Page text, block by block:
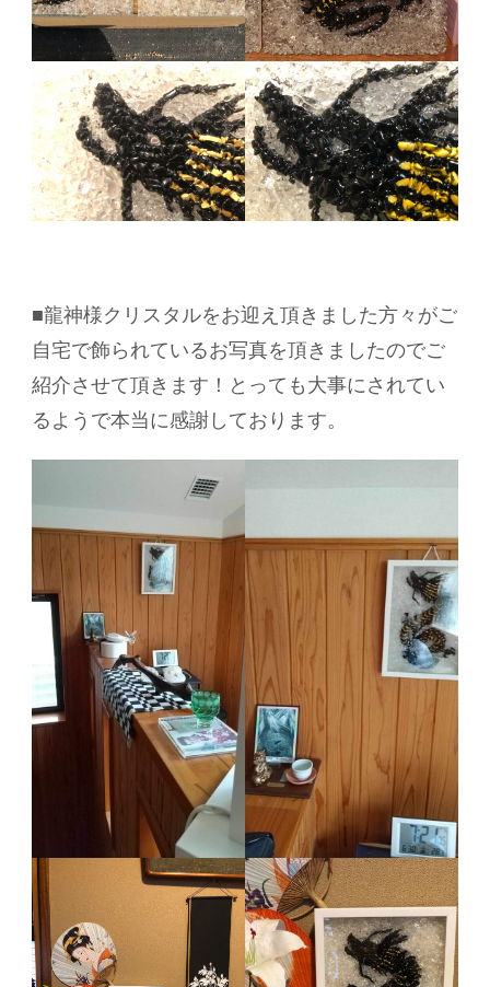
■龍神様クリスタルをお迎え頂きました方々がご
自宅で飾られているお写真を頂きましたのでご
紹介させて頂きます！とっても大事にされてい
るようで本当に感謝しております。